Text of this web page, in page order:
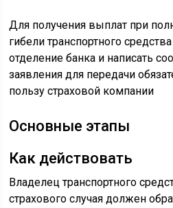
Для получения выплат при
гибели транспортного
отделение банка и написать
заявления для передачи
пользу страховой компании
Основные этапы
Как действовать
Владелец транспортного
страхового случая должен